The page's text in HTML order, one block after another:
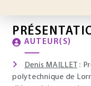
AUTEUR(S)
Denis MAILLET
:
polytechnique de